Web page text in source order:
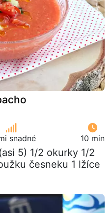
snadné 10 min
5) 1/2 okurky 1/2
česneku 1 lžíce